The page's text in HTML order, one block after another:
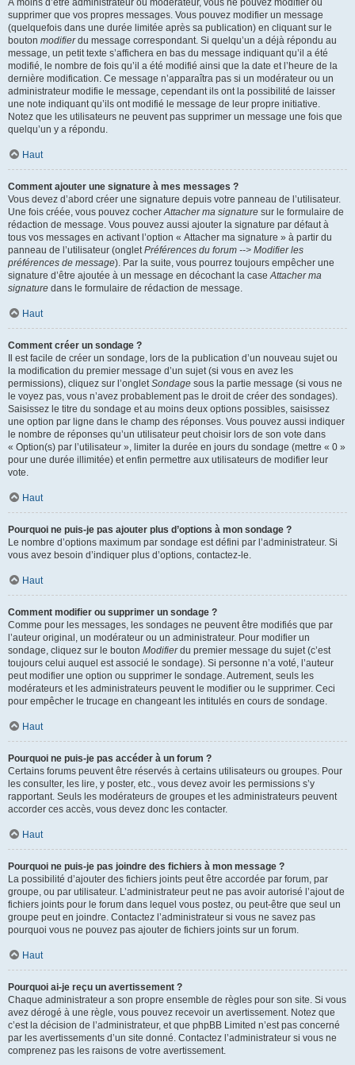
À moins d’être administrateur ou modérateur, vous ne pouvez modifier ou
supprimer que vos propres messages. Vous pouvez modifier un message
(quelquefois dans une durée limitée après sa publication) en cliquant sur le
bouton modifierdu message correspondant. Si quelqu’un a déjà répondu au
message, un petit texte s’affichera en bas du message indiquant qu’il a été
modifié, le nombre de fois qu’il a été modifié ainsi que la date et l’heure de la
dernière modification. Ce message n’apparaîtra pas si un modérateur ou un
administrateur modifie le message, cependant ils ont la possibilité de laisser
une note indiquant qu’ils ont modifié le message de leur propre initiative.
Notez que les utilisateurs ne peuvent pas supprimer un message une fois que
quelqu’un y a répondu.
Haut
Comment ajouter une signature à mes messages ?
Vous devez d’abord créer une signature depuis votre panneau de l’utilisateur.
Une fois créée, vous pouvez cocherAttacher ma signature sur le formulaire de
rédaction de message. Vous pouvez aussi ajouter la signature par défaut à
tous vos messages en activant l’option « Attacher ma signature » à partir du
panneau de l’utilisateur (ongletPréférences du forum --> Modifier les
préférences de message). Par la suite, vous pourrez toujours empêcher une
signature d’être ajoutée à un message en décochant la caseAttacher ma
signature dans le formulaire de rédaction de message.
Haut
Comment créer un sondage ?
Il est facile de créer un sondage, lors de la publication d’un nouveau sujet ou
la modification du premier message d’un sujet (si vous en avez les
permissions), cliquez sur l’ongletSondage sous la partie message (si vous ne
le voyez pas, vous n’avez probablement pas le droit de créer des sondages).
Saisissez le titre du sondage et au moins deux options possibles, saisissez
une option par ligne dans le champ des réponses. Vous pouvez aussi indiquer
le nombre de réponses qu’un utilisateur peut choisir lors de son vote dans
« Option(s) par l’utilisateur », limiter la durée en jours du sondage (mettre « 0 »
pour une durée illimitée) et enfin permettre aux utilisateurs de modifier leur
vote.
Haut
Pourquoi ne puis-je pas ajouter plus d’options à mon sondage ?
Le nombre d’options maximum par sondage est défini par l’administrateur. Si
vous avez besoin d’indiquer plus d’options, contactez-le.
Haut
Comment modifier ou supprimer un sondage ?
Comme pour les messages, les sondages ne peuvent être modifiés que par
l’auteur original, un modérateur ou un administrateur. Pour modifier un
sondage, cliquez sur le bouton Modifierdu premier message du sujet (c’est
toujours celui auquel est associé le sondage). Si personne n’a voté, l’auteur
peut modifier une option ou supprimer le sondage. Autrement, seuls les
modérateurs et les administrateurs peuvent le modifier ou le supprimer. Ceci
pour empêcher le trucage en changeant les intitulés en cours de sondage.
Haut
Pourquoi ne puis-je pas accéder à un forum ?
Certains forums peuvent être réservés à certains utilisateurs ou groupes. Pour
les consulter, les lire, y poster, etc., vous devez avoir les permissions s’y
rapportant. Seuls les modérateurs de groupes et les administrateurs peuvent
accorder ces accès, vous devez donc les contacter.
Haut
Pourquoi ne puis-je pas joindre des fichiers à mon message ?
La possibilité d’ajouter des fichiers joints peut être accordée par forum, par
groupe, ou par utilisateur. L’administrateur peut ne pas avoir autorisé l’ajout de
fichiers joints pour le forum dans lequel vous postez, ou peut-être que seul un
groupe peut en joindre. Contactez l’administrateur si vous ne savez pas
pourquoi vous ne pouvez pas ajouter de fichiers joints sur un forum.
Haut
Pourquoi ai-je reçu un avertissement ?
Chaque administrateur a son propre ensemble de règles pour son site. Si vous
avez dérogé à une règle, vous pouvez recevoir un avertissement. Notez que
c’est la décision de l’administrateur, et que phpBB Limited n’est pas concerné
par les avertissements d’un site donné. Contactez l’administrateur si vous ne
comprenez pas les raisons de votre avertissement.